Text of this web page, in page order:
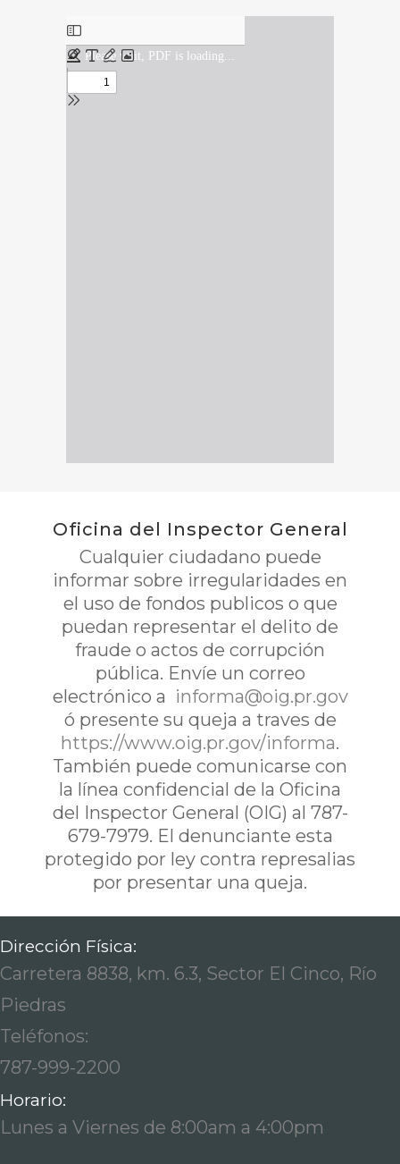
Oficina del Inspector General
Cualquier ciudadano puede
informar sobre irregularidades en
el uso de fondos publicos o que
puedan representar el delito de
fraude o actos de corrupción
pública. Envíe un correo
electrónico a informa@oig.pr.gov
ó presente su queja a traves de
https://www.oig.pr.gov/informa.
También puede comunicarse con
la línea confidencial de la Oficina
del Inspector General (OIG) al 787-
679-7979. El denunciante esta
protegido por ley contra represalias
por presentar una queja.
Dirección Física:
Carretera 8838, km. 6.3, Sector El Cinco, Río
Piedras
Teléfonos:
787-999-2200
Horario:
Lunes a Viernes de 8:00am a 4:00pm